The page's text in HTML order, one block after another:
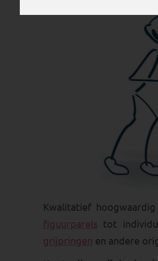
Kwalitatief
figuurparels tot
grijpringen en andere